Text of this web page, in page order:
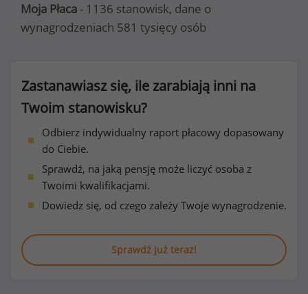
Moja Płaca - 1136 stanowisk, dane o
wynagrodzeniach 581 tysięcy osób
Zastanawiasz się, ile zarabiają inni na
Twoim stanowisku?
Odbierz indywidualny raport płacowy dopasowany
do Ciebie.
Sprawdź, na jaką pensję może liczyć osoba z
Twoimi kwalifikacjami.
Dowiedz się, od czego zależy Twoje wynagrodzenie.
Sprawdź już teraz!